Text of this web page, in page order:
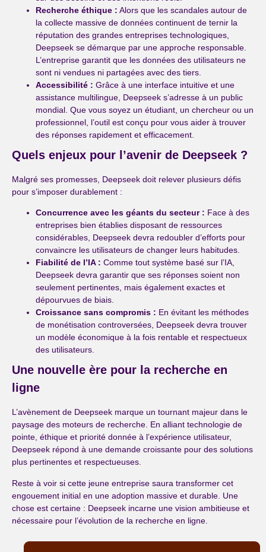
Recherche éthique : Alors que les scandales autour de
la collecte massive de données continuent de ternir la
réputation des grandes entreprises technologiques,
Deepseek se démarque par une approche responsable.
L’entreprise garantit que les données des utilisateurs ne
sont ni vendues ni partagées avec des tiers.
Accessibilité : Grâce à une interface intuitive et une
assistance multilingue, Deepseek s’adresse à un public
mondial. Que vous soyez un étudiant, un chercheur ou un
professionnel, l’outil est conçu pour vous aider à trouver
des réponses rapidement et efficacement.
Quels enjeux pour l’avenir de Deepseek ?
Malgré ses promesses, Deepseek doit relever plusieurs défis
pour s’imposer durablement :
Concurrence avec les géants du secteur : Face à des
entreprises bien établies disposant de ressources
considérables, Deepseek devra redoubler d’efforts pour
convaincre les utilisateurs de changer leurs habitudes.
Fiabilité de l’IA : Comme tout système basé sur l’IA,
Deepseek devra garantir que ses réponses soient non
seulement pertinentes, mais également exactes et
dépourvues de biais.
Croissance sans compromis : En évitant les méthodes
de monétisation controversées, Deepseek devra trouver
un modèle économique à la fois rentable et respectueux
des utilisateurs.
Une nouvelle ère pour la recherche en
ligne
L’avènement de Deepseek marque un tournant majeur dans le
paysage des moteurs de recherche. En alliant technologie de
pointe, éthique et priorité donnée à l’expérience utilisateur,
Deepseek répond à une demande croissante pour des solutions
plus pertinentes et respectueuses.
Reste à voir si cette jeune entreprise saura transformer cet
engouement initial en une adoption massive et durable. Une
chose est certaine : Deepseek incarne une vision ambitieuse et
nécessaire pour l’évolution de la recherche en ligne.